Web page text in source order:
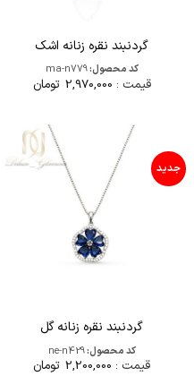
گردنبند نقره زنانه اشک
کد محصول:ma-n779
قیمت : 2,970,000 تومان
جدید
گردنبند نقره زنانه گل
کد محصول:ne-n429
قیمت : 2,200,000 تومان